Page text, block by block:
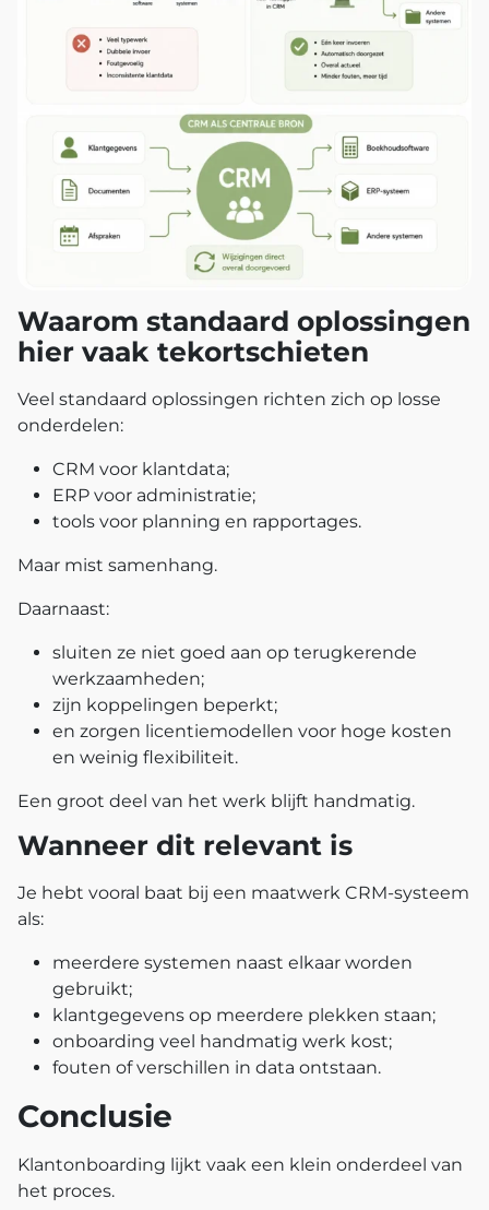
Waarom standaard oplossingen
hier vaak tekortschieten
Veel standaard oplossingen richten zich op losse
onderdelen:
CRM voor klantdata;
ERP voor administratie;
tools voor planning en rapportages.
Maar mist samenhang.
Daarnaast:
sluiten ze niet goed aan op terugkerende
werkzaamheden;
zijn koppelingen beperkt;
en zorgen licentiemodellen voor hoge kosten
en weinig flexibiliteit.
Een groot deel van het werk blijft handmatig.
Wanneer dit relevant is
Je hebt vooral baat bij een maatwerk CRM-systeem
als:
meerdere systemen naast elkaar worden
gebruikt;
klantgegevens op meerdere plekken staan;
onboarding veel handmatig werk kost;
fouten of verschillen in data ontstaan.
Conclusie
Klantonboarding lijkt vaak een klein onderdeel van
het proces.